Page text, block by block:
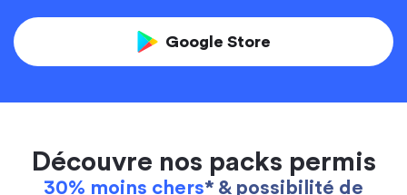
Google Store
Découvre nos packs permis
30% moins chers* & possibilité de